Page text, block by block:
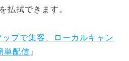
払拭できます。
プで集客、ローカルキャン
単配信』